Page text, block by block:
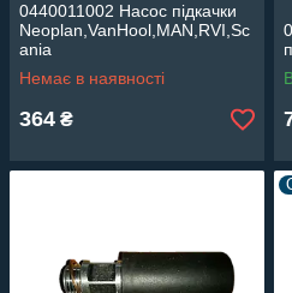
0440011002 Насос підкачки
Neoplan,VanHool,MAN,RVI,Sc
ania
Немає в наявності
364 ₴